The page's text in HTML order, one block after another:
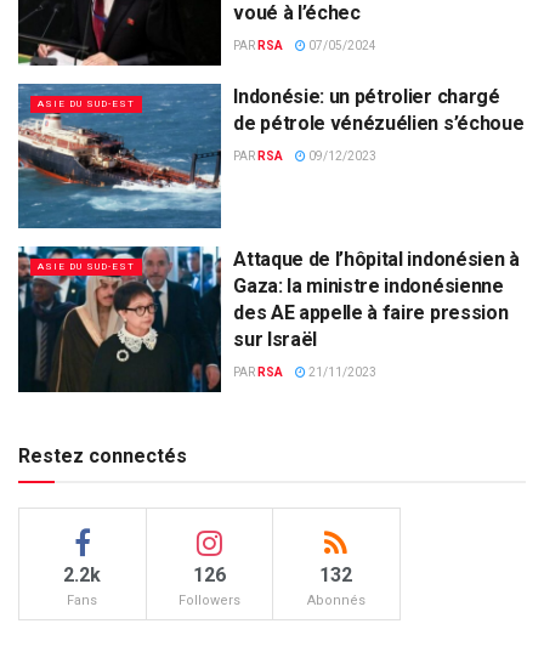
voué à l’échec
PAR RSA 07/05/2024
ASIE DU SUD-EST
Indonésie: un pétrolier chargé
de pétrole vénézuélien s’échoue
PAR RSA 09/12/2023
ASIE DU SUD-EST
Attaque de l’hôpital indonésien à
Gaza: la ministre indonésienne
des AE appelle à faire pression
sur Israël
PAR RSA 21/11/2023
Restez connectés
2.2k
Fans
126
Followers
132
Abonnés